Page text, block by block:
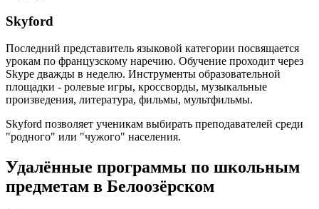
Skyford
Последний представитель языковой категории посвящается
урокам по французскому наречию. Обучение проходит через
Skype дважды в неделю. Инструменты образовательной
площадки - ролевые игры, кроссворды, музыкальные
произведения, литература, фильмы, мультфильмы.
Skyford позволяет ученикам выбирать преподавателей среди
"родного" или "чужого" населения.
Удалённые программы по школьным
предметам в Белоозёрском